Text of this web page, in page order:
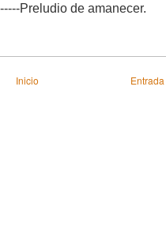
Preludio de amanecer.
Inicio